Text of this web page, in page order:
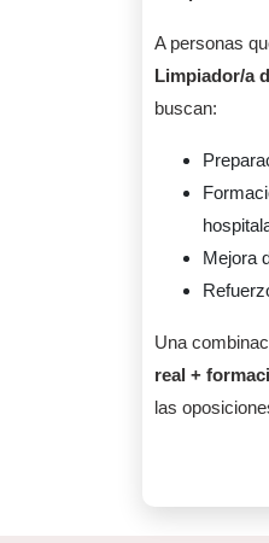
A personas
Limpiador/a
buscan:
Mejora
Una
real +
las